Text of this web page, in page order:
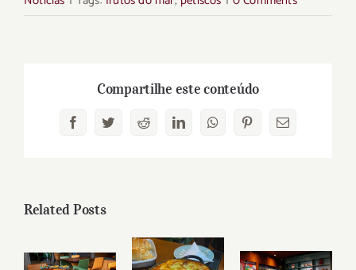
Compartilhe este conteúdo
FacebookTwitterRedditLinkedInWhatsAppPinterestEmail
Related Posts